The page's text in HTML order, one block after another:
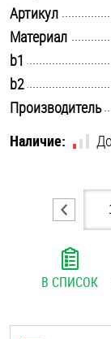
Такелаж
Хомуты
Шайбы
Шпильки
Штифты и
Артикул
Материал
b1
b2
Производитель
Наличие:
В СПИСОК